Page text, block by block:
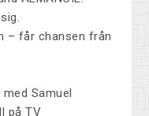
– får chansen från
Samuel
på TV